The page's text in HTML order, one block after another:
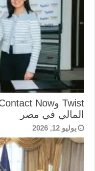
المالي في مصر
يوليو 12, 2026